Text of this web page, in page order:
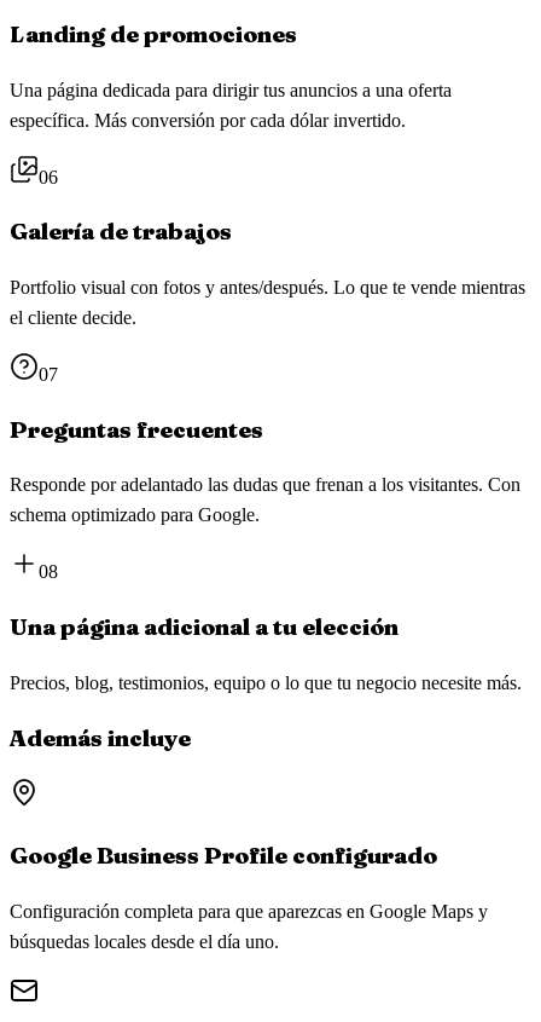
Landing de promociones
Una página dedicada para dirigir tus anuncios a una oferta
específica. Más conversión por cada dólar invertido.
06
Galería de trabajos
Portfolio visual con fotos y antes/después. Lo que te vende mientras
el cliente decide.
07
Preguntas frecuentes
Responde por adelantado las dudas que frenan a los visitantes. Con
schema optimizado para Google.
08
Una página adicional a tu elección
Precios, blog, testimonios, equipo o lo que tu negocio necesite más.
Además incluye
Google Business Profile configurado
Configuración completa para que aparezcas en Google Maps y
búsquedas locales desde el día uno.